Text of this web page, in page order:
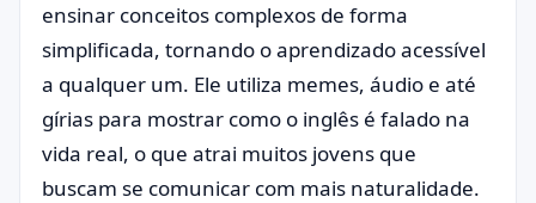
ensinar conceitos complexos de forma
simplificada, tornando o aprendizado acessível
a qualquer um. Ele utiliza memes, áudio e até
gírias para mostrar como o inglês é falado na
vida real, o que atrai muitos jovens que
buscam se comunicar com mais naturalidade.